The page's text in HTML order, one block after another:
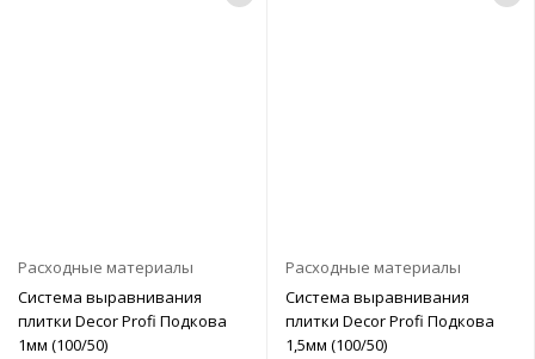
Расходные материалы
Система выравнивания
плитки Decor Profi Подкова
1мм (100/50)
Расходные материалы
Система выравнивания
плитки Decor Profi Подкова
1,5мм (100/50)